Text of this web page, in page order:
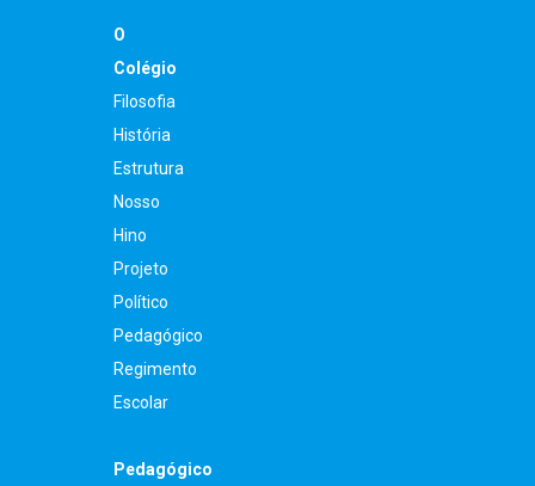
O
Colégio
Filosofia
História
Estrutura
Nosso
Hino
Projeto
Político
Pedagógico
Regimento
Escolar
Pedagógico